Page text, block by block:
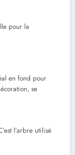
pour la
en fond pour
se
l’arbre utilisé